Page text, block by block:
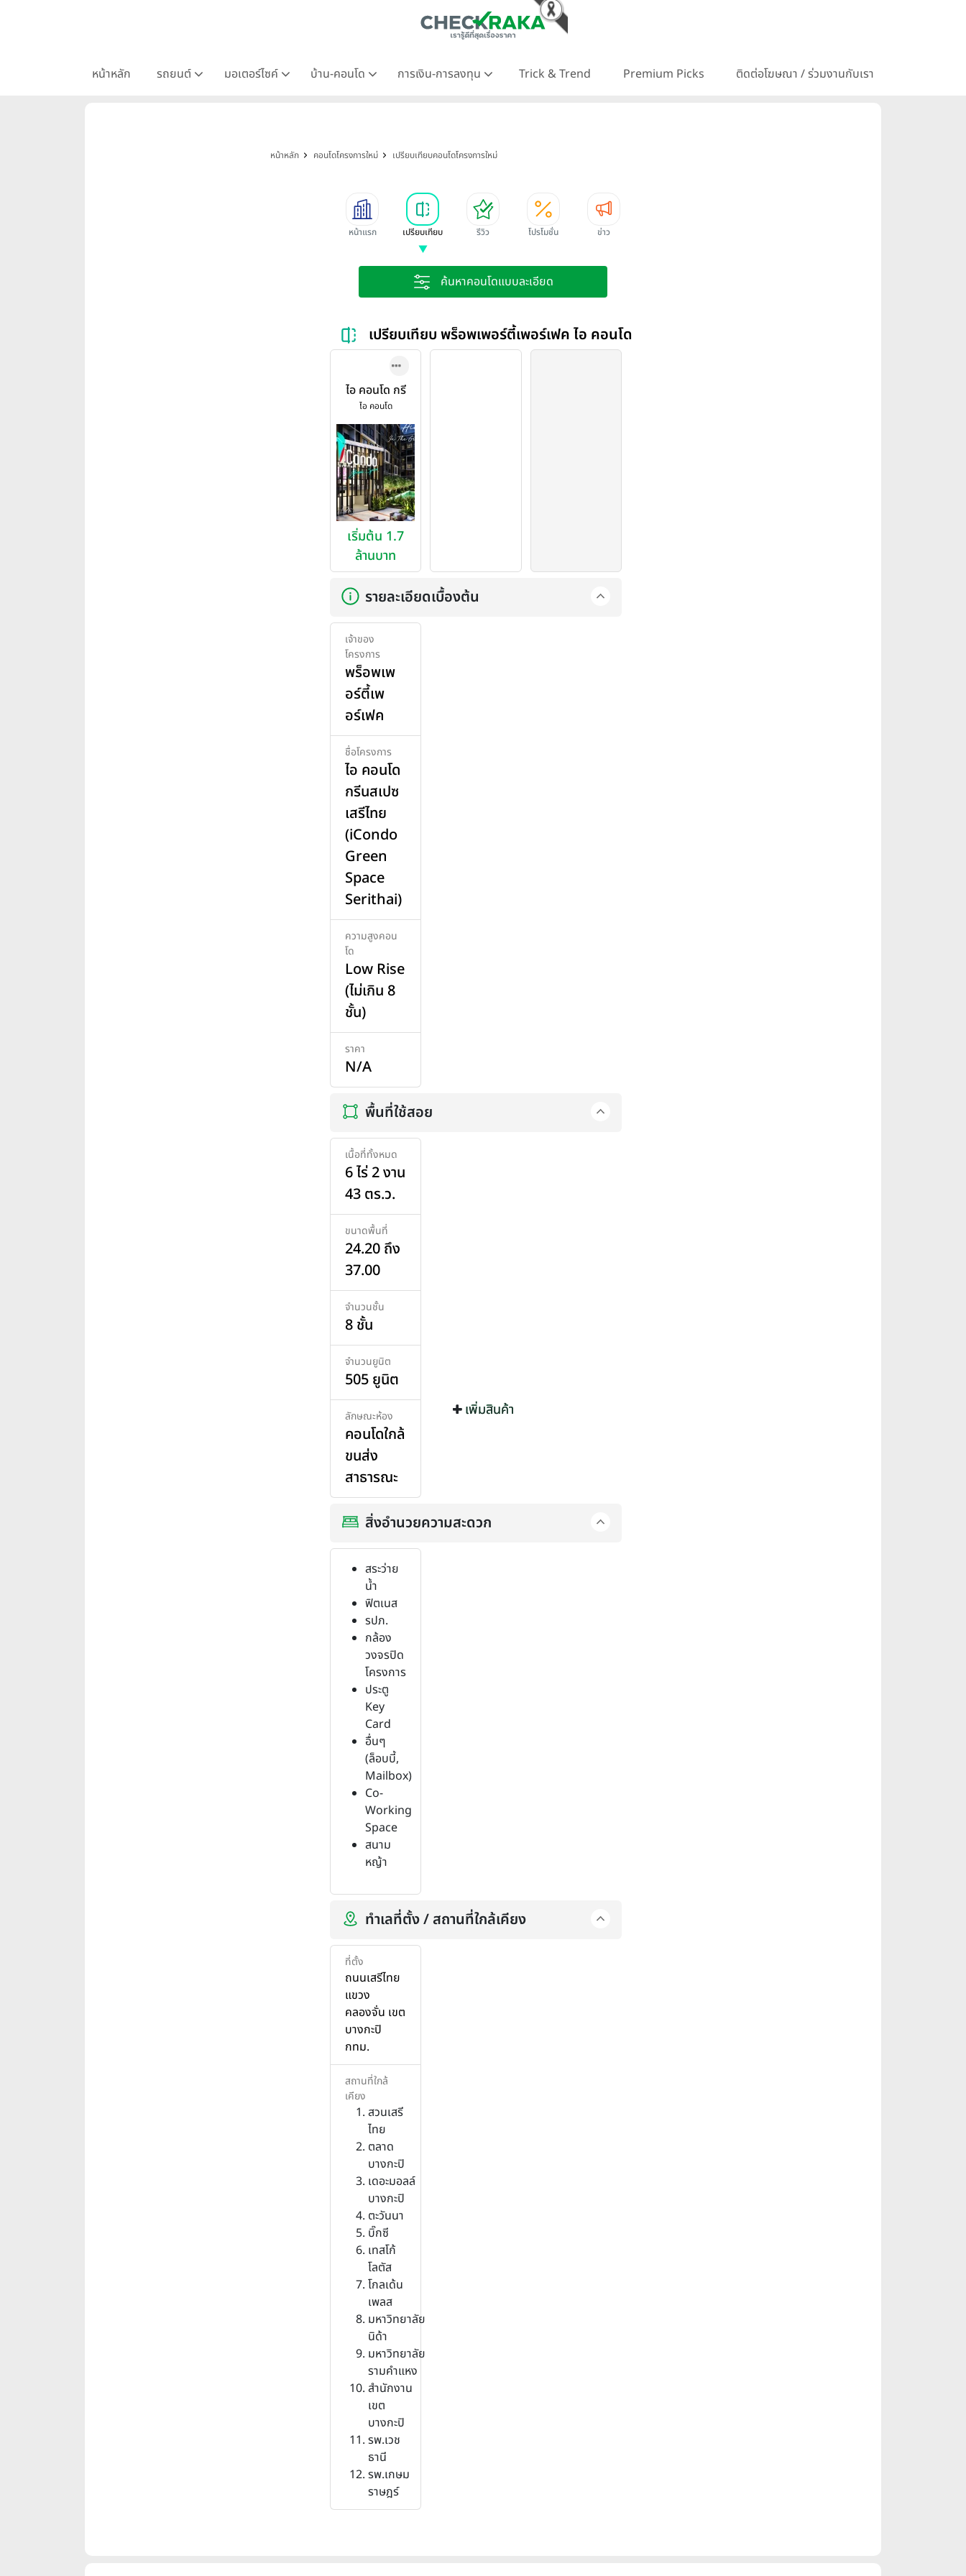
หน้าหลัก รถยนต์ มอเตอร์ไซค์ บ้าน-คอนโด การเงิน-การลงทุน Trick & Trend Premium Picks ติดต่อโฆษณา / ร่วมงานกับเรา
หน้าหลัก คอนโดโครงการใหม่ เปรียบเทียบคอนโดโครงการใหม่
หน้าแรก เปรียบเทียบ รีวิว โปรโมชั่น ข่าว
ค้นหาคอนโดแบบละเอียด
เปรียบเทียบ พร็อพเพอร์ตี้เพอร์เฟค ไอ คอนโด
ไอ คอนโด กรี
นสเปซ เสรี
ไทย (iCondo
Green
Space
Serithai)
ไอ คอนโด
เริ่มต้น 1.7
ล้านบาท
เพิ่มสินค้า
เพิ่มสินค้า
รายละเอียดเบื้องต้น
เจ้าของ
โครงการ
พร็อพเพ
อร์ตี้เพ
อร์เฟค
ชื่อโครงการ
ไอ คอนโด
กรีนสเปซ
เสรีไทย
(iCondo
Green
Space
Serithai)
ความสูงคอน
โด
Low Rise
(ไม่เกิน 8
ชั้น)
ราคา
N/A
พื้นที่ใช้สอย
เนื้อที่ทั้งหมด
6 ไร่ 2 งาน
43 ตร.ว.
ขนาดพื้นที่
24.20 ถึง
37.00
จำนวนชั้น
8 ชั้น
จำนวนยูนิต
505 ยูนิต
ลักษณะห้อง
คอนโดใกล้
ขนส่ง
สาธารณะ
สิ่งอำนวยความสะดวก
สระว่าย
น้ำ
ฟิตเนส
รปภ.
กล้อง
วงจรปิด
โครงการ
ประตู
Key
Card
อื่นๆ
(ล็อบบี้,
Mailbox)
Co-
Working
Space
สนาม
หญ้า
ทำเลที่ตั้ง / สถานที่ใกล้เคียง
ที่ตั้ง
ถนนเสรีไทย
แขวง
คลองจั่น เขต
บางกะปิ
กทม.
สถานที่ใกล้
เคียง
สวนเสรี
ไทย
ตลาด
บางกะปิ
เดอะมอลล์
บางกะปิ
ตะวันนา
บิ๊กซี
เทสโก้
โลตัส
โกลเด้น
เพลส
มหาวิทยาลัย
นิด้า
มหาวิทยาลัย
รามคำแหง
สำนักงาน
เขต
บางกะปิ
รพ.เวช
ธานี
รพ.เกษม
ราษฎร์